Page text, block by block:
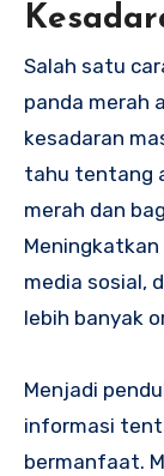
Salah satu
panda merah
kesadaran
tahu tentang
merah dan
media sosial,
lebih banyak
Menjadi
informasi
bermanfaat.